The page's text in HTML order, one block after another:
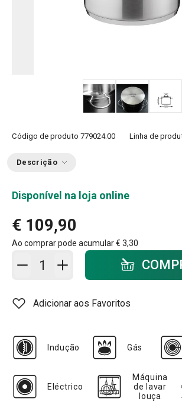
Código de produto 779024.00 Linha de
Descrição
Disponível na loja online
€ 109,90
Ao comprar pode acumular€ 3,30
Adicionar ao carrinho - quantidade
Adicionar aos Favoritos
Indução Gás
Eléctrico
Máquina
de lavar
louça